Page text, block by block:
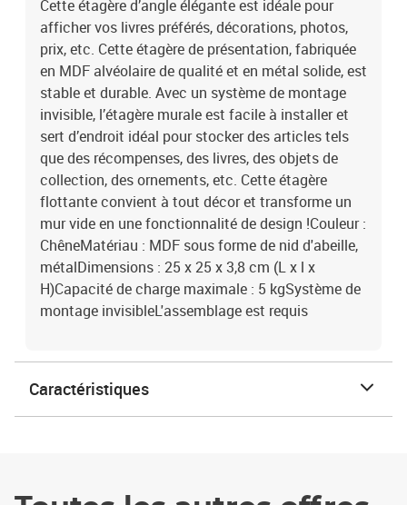
Cette étagère d’angle élégante est idéale pour
afficher vos livres préférés, décorations, photos,
prix, etc. Cette étagère de présentation, fabriquée
en MDF alvéolaire de qualité et en métal solide, est
stable et durable. Avec un système de montage
invisible, l’étagère murale est facile à installer et
sert d’endroit idéal pour stocker des articles tels
que des récompenses, des livres, des objets de
collection, des ornements, etc. Cette étagère
flottante convient à tout décor et transforme un
mur vide en une fonctionnalité de design !Couleur :
ChêneMatériau : MDF sous forme de nid d'abeille,
métalDimensions : 25 x 25 x 3,8 cm (L x l x
H)Capacité de charge maximale : 5 kgSystème de
montage invisibleL'assemblage est requis
Caractéristiques